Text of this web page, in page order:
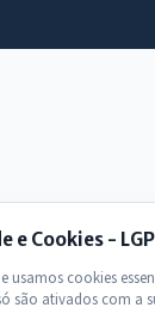
e Cookies -
usamos cookies
são ativados com a